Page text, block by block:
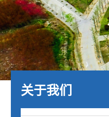
关于我们